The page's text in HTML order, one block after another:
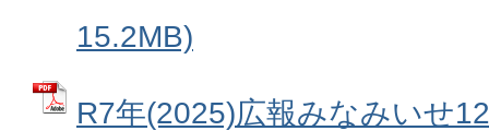
15.2MB)
R7年(2025)広報みなみいせ